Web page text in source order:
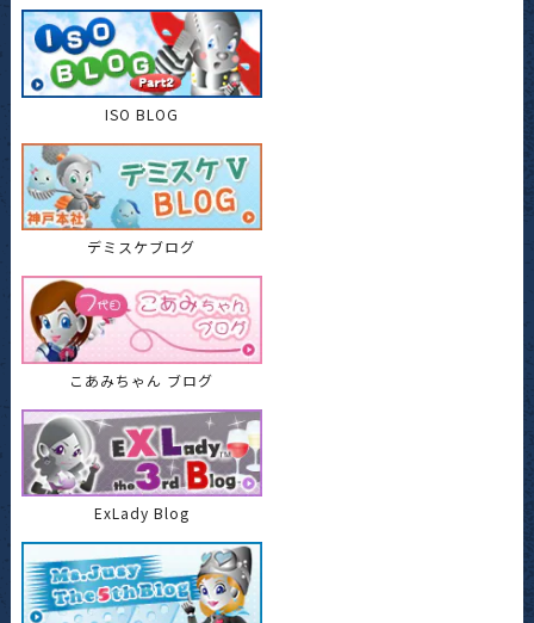
ISO BLOG
デミスケブログ
こあみちゃん ブログ
ExLady Blog